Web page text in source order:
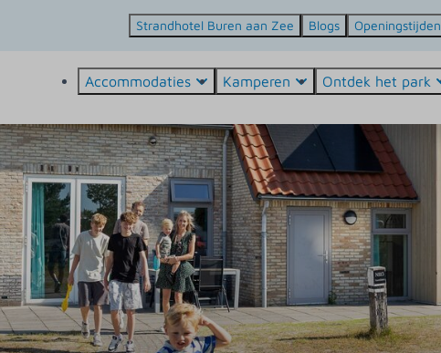
Strandhotel Buren aan Zee Blogs Openingstijden
Accommodaties Kamperen Ontdek het park